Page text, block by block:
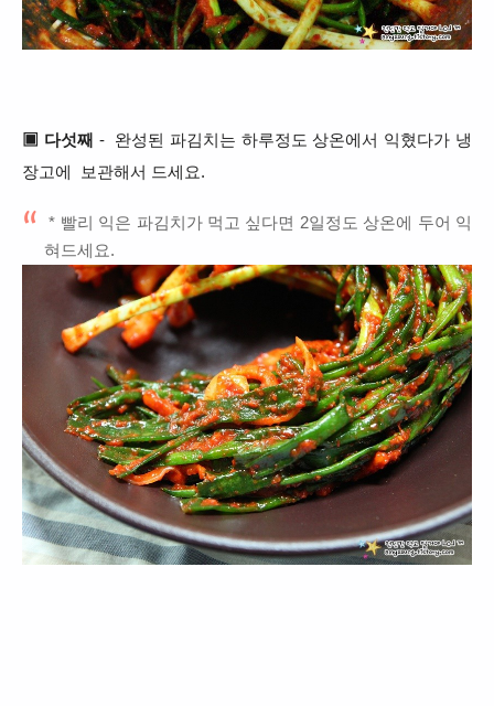
▣ 다섯째 - 완성된 파김치는 하루정도 상온에서 익혔다가 냉
장고에 보관해서 드세요.
* 빨리 익은 파김치가 먹고 싶다면 2일정도 상온에 두어 익
혀드세요.